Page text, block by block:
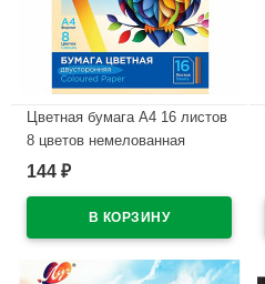
Цветная бумага А4 16 листов
8 цветов немелованная
двусторонняя ЛУЧ Школа
арт 30С 1791-08
144 ₽